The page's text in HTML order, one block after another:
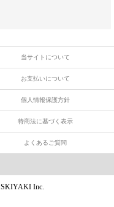
当サイトについて
お支払いについて
個人情報保護方針
特商法に基づく表示
よくあるご質問
SKIYAKI Inc.